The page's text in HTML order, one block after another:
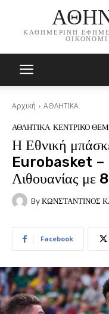
ΚΑΘΗΜΕΡΙΝΗ
Αρχική ΑΘΛΗΤΙΚΑ
ΑΘΛΗΤΙΚΑ ΚΕΝΤΡΙΚΟ
Η Εθνική
Eurobasket –
Λιθουανίας με
By ΚΩΝΣΤΑΝΤΙΝΟΣ
Facebook